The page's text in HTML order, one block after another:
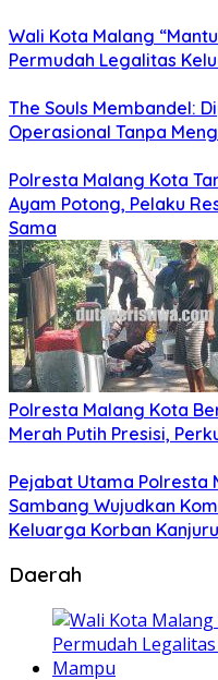
Wali Kota Malang
Permudah Legalitas
The Souls Membandel:
Operasional Tanpa
Polresta Malang Kota
Ayam Potong, Pelaku
Sama
Polresta Malang Kota
Merah Putih Presisi,
Pejabat Utama Polresta
Sambang Wujudkan
Keluarga Korban
Daerah